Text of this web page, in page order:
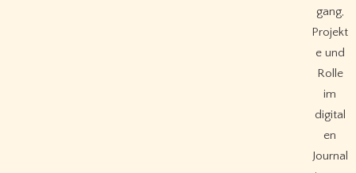
gang,
Projekt
e und
Rolle
im
digital
en
Journal